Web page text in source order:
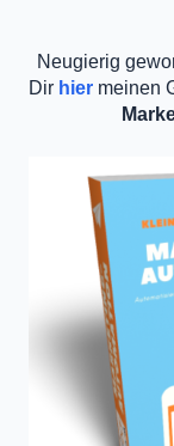
Neugierig
Dir hier meinen